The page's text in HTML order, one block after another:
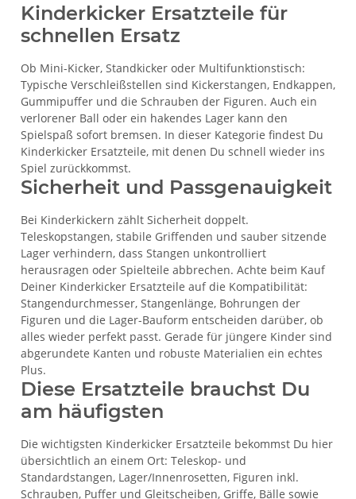
Kinderkicker Ersatzteile für
schnellen Ersatz
Ob Mini-Kicker, Standkicker oder Multifunktionstisch:
Typische Verschleißstellen sind Kickerstangen, Endkappen,
Gummipuffer und die Schrauben der Figuren. Auch ein
verlorener Ball oder ein hakendes Lager kann den
Spielspaß sofort bremsen. In dieser Kategorie findest Du
Kinderkicker Ersatzteile, mit denen Du schnell wieder ins
Spiel zurückkommst.
Sicherheit und Passgenauigkeit
Bei Kinderkickern zählt Sicherheit doppelt.
Teleskopstangen, stabile Griffenden und sauber sitzende
Lager verhindern, dass Stangen unkontrolliert
herausragen oder Spielteile abbrechen. Achte beim Kauf
Deiner Kinderkicker Ersatzteile auf die Kompatibilität:
Stangendurchmesser, Stangenlänge, Bohrungen der
Figuren und die Lager-Bauform entscheiden darüber, ob
alles wieder perfekt passt. Gerade für jüngere Kinder sind
abgerundete Kanten und robuste Materialien ein echtes
Plus.
Diese Ersatzteile brauchst Du
am häufigsten
Die wichtigsten Kinderkicker Ersatzteile bekommst Du hier
übersichtlich an einem Ort: Teleskop- und
Standardstangen, Lager/Innenrosetten, Figuren inkl.
Schrauben, Puffer und Gleitscheiben, Griffe, Bälle sowie